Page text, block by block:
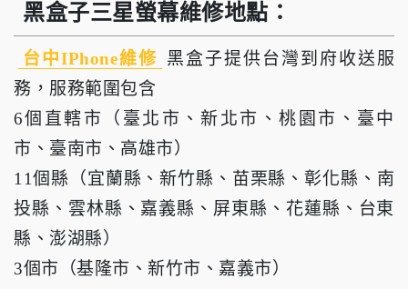
黑盒子三星螢幕維修地點：
台中IPhone維修 黑盒子提供台灣到府收送服
務，服務範圍包含
6個直轄市（臺北市、新北市、桃園市、臺中
市、臺南市、高雄市）
11個縣（宜蘭縣、新竹縣、苗栗縣、彰化縣、南
投縣、雲林縣、嘉義縣、屏東縣、花蓮縣、台東
縣、澎湖縣）
3個市（基隆市、新竹市、嘉義市）